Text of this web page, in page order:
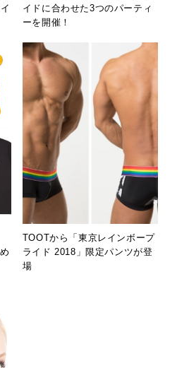
イドに合わせた3つのパーティ
ーを開催！
TOOTから「東京レインボープ
ライド 2018」限定パンツが登
場